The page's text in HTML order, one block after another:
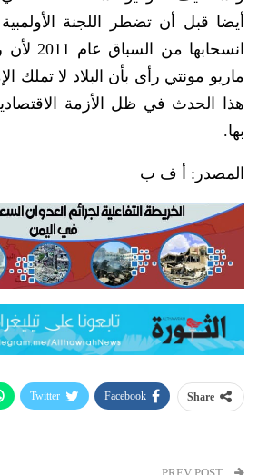
أيضا قبل أن تضطر اللجنة الأولمبية
ماريو مونتي رأى بأن البلاد لا تملك
هذا الحدث في ظل الأزمة
بها.
المصدر: أ ف ب
Share
Facebook
Twitter